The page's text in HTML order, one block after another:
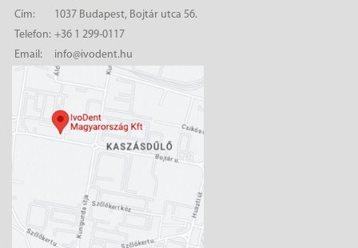
Cím:
1037 Budapest, Bojtár utca 56.
Telefon: +36 1 299-0117
Email:
info@ivodent.hu